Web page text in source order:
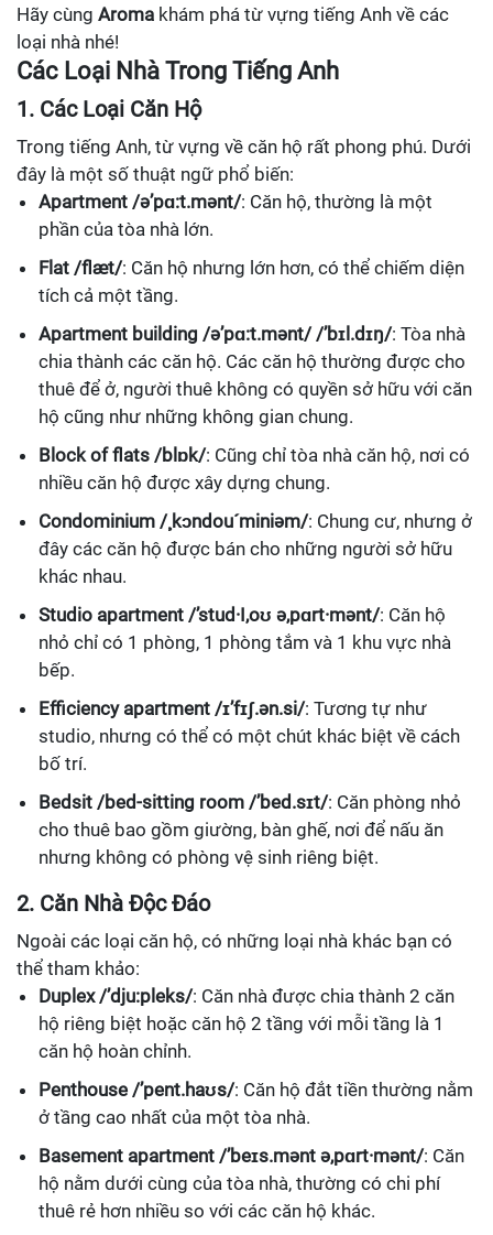
Hãy cùng Aroma khám phá từ vựng tiếng Anh về các
loại nhà nhé!
Các Loại Nhà Trong Tiếng Anh
1. Các Loại Căn Hộ
Trong tiếng Anh, từ vựng về căn hộ rất phong phú. Dưới
đây là một số thuật ngữ phổ biến:
Apartment /ə’pɑ:t.mənt/: Căn hộ, thường là một
phần của tòa nhà lớn.
Flat /flæt/: Căn hộ nhưng lớn hơn, có thể chiếm diện
tích cả một tầng.
Apartment building /ə’pɑ:t.mənt/ /’bɪl.dɪŋ/: Tòa nhà
chia thành các căn hộ. Các căn hộ thường được cho
thuê để ở, người thuê không có quyền sở hữu với căn
hộ cũng như những không gian chung.
Block of flats /blɒk/: Cũng chỉ tòa nhà căn hộ, nơi có
nhiều căn hộ được xây dựng chung.
Condominium /¸kɔndou´miniəm/: Chung cư, nhưng ở
đây các căn hộ được bán cho những người sở hữu
khác nhau.
Studio apartment /’stud·I,oʊ ə,pɑrt·mənt/: Căn hộ
nhỏ chỉ có 1 phòng, 1 phòng tắm và 1 khu vực nhà
bếp.
Efficiency apartment /ɪ’fɪʃ.ən.si/: Tương tự như
studio, nhưng có thể có một chút khác biệt về cách
bố trí.
Bedsit /bed-sitting room /’bed.sɪt/: Căn phòng nhỏ
cho thuê bao gồm giường, bàn ghế, nơi để nấu ăn
nhưng không có phòng vệ sinh riêng biệt.
2. Căn Nhà Độc Đáo
Ngoài các loại căn hộ, có những loại nhà khác bạn có
thể tham khảo:
Duplex /’dju:pleks/: Căn nhà được chia thành 2 căn
hộ riêng biệt hoặc căn hộ 2 tầng với mỗi tầng là 1
căn hộ hoàn chỉnh.
Penthouse /’pent.haʊs/: Căn hộ đắt tiền thường nằm
ở tầng cao nhất của một tòa nhà.
Basement apartment /’beɪs.mənt ə,pɑrt·mənt/: Căn
hộ nằm dưới cùng của tòa nhà, thường có chi phí
thuê rẻ hơn nhiều so với các căn hộ khác.